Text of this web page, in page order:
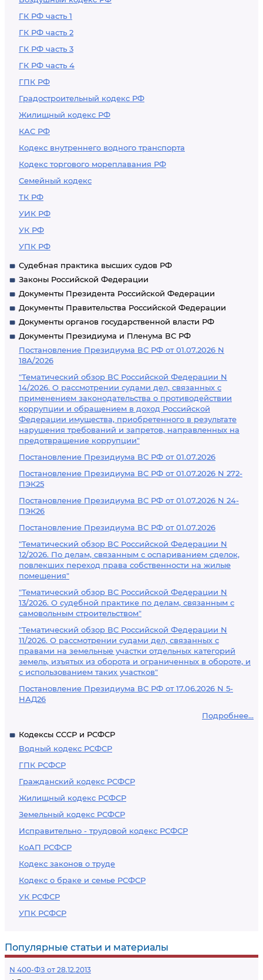
ГК РФ часть 1
ГК РФ часть 2
ГК РФ часть 3
ГК РФ часть 4
ГПК РФ
Градостроительный кодекс РФ
Жилищный кодекс РФ
КАС РФ
Кодекс внутреннего водного транспорта
Кодекс торгового мореплавания РФ
Семейный кодекс
ТК РФ
УИК РФ
УК РФ
УПК РФ
Судебная практика высших судов РФ
Законы Российской Федерации
Документы Президента Российской Федерации
Документы Правительства Российской Федерации
Документы органов государственной власти РФ
Документы Президиума и Пленума ВС РФ
Постановление Президиума ВС РФ от 01.07.2026 N
18А/2026
"Тематический обзор ВС Российской Федерации N
14/2026. О рассмотрении судами дел, связанных с
применением законодательства о противодействии
коррупции и обращением в доход Российской
Федерации имущества, приобретенного в результате
нарушения требований и запретов, направленных на
предотвращение коррупции"
Постановление Президиума ВС РФ от 01.07.2026
Постановление Президиума ВС РФ от 01.07.2026 N 272-
ПЭК25
Постановление Президиума ВС РФ от 01.07.2026 N 24-
ПЭК26
Постановление Президиума ВС РФ от 01.07.2026
"Тематический обзор ВС Российской Федерации N
12/2026. По делам, связанным с оспариванием сделок,
повлекших переход права собственности на жилые
помещения"
"Тематический обзор ВС Российской Федерации N
13/2026. О судебной практике по делам, связанным с
самовольным строительством"
"Тематический обзор ВС Российской Федерации N
11/2026. О рассмотрении судами дел, связанных с
правами на земельные участки отдельных категорий
земель, изъятых из оборота и ограниченных в обороте, и
с использованием таких участков"
Постановление Президиума ВС РФ от 17.06.2026 N 5-
НАД26
Подробнее...
Кодексы СССР и РСФСР
Водный кодекс РСФСР
ГПК РСФСР
Гражданский кодекс РСФСР
Жилищный кодекс РСФСР
Земельный кодекс РСФСР
Исправительно - трудовой кодекс РСФСР
КоАП РСФСР
Кодекс законов о труде
Кодекс о браке и семье РСФСР
УК РСФСР
УПК РСФСР
Популярные статьи и материалы
N 400-ФЗ от 28.12.2013